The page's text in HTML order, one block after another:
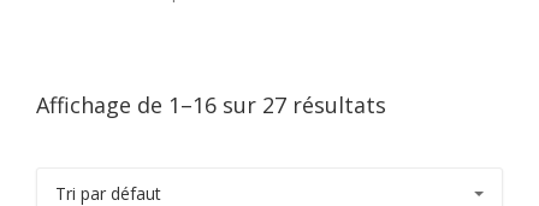
Affichage de 1–16 sur 27 résultats